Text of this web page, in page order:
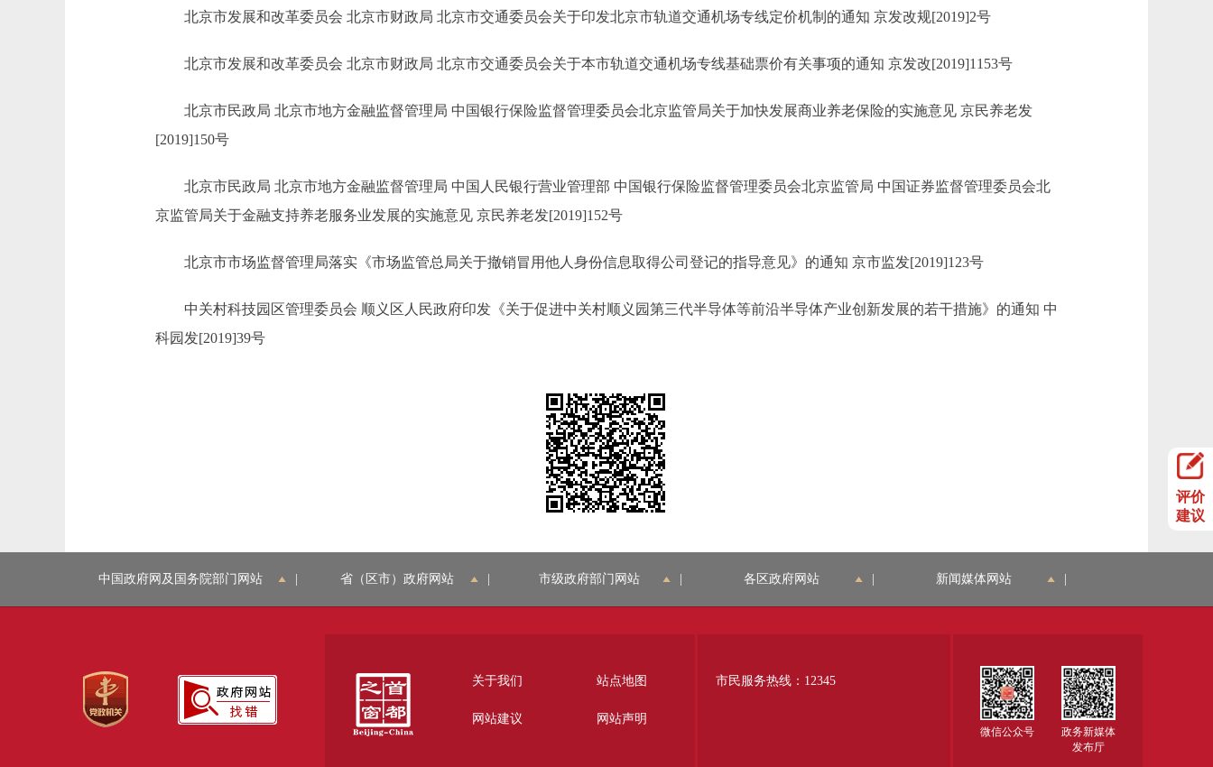
北京市发展和改革委员会 北京市财政局 北京市交通委员会关于印发北京市轨道交通机场专线定价机制的通知 京发改规[2019]2号
北京市发展和改革委员会 北京市财政局 北京市交通委员会关于本市轨道交通机场专线基础票价有关事项的通知 京发改[2019]1153号
北京市民政局 北京市地方金融监督管理局 中国银行保险监督管理委员会北京监管局关于加快发展商业养老保险的实施意见 京民养老发
[2019]150号
北京市民政局 北京市地方金融监督管理局 中国人民银行营业管理部 中国银行保险监督管理委员会北京监管局 中国证券监督管理委员会北
京监管局关于金融支持养老服务业发展的实施意见 京民养老发[2019]152号
北京市市场监督管理局落实《市场监管总局关于撤销冒用他人身份信息取得公司登记的指导意见》的通知 京市监发[2019]123号
中关村科技园区管理委员会 顺义区人民政府印发《关于促进中关村顺义园第三代半导体等前沿半导体产业创新发展的若干措施》的通知 中
科园发[2019]39号
评价
建议
中国政府网及国务院部门网站 省（区市）政府网站 市级政府部门网站 各区政府网站 新闻媒体网站
关于我们 站点地图
网站建议 网站声明
市民服务热线：12345
微信公众号
政务新媒体
发布厅